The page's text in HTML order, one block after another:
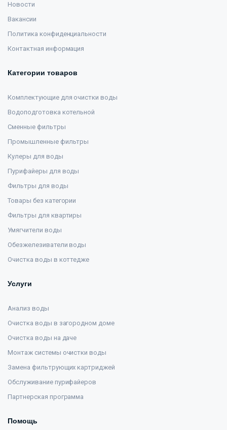
Новости
Вакансии
Политика конфиденциальности
Контактная информация
Категории товаров
Комплектующие для очистки воды
Водоподготовка котельной
Сменные фильтры
Промышленные фильтры
Кулеры для воды
Пурифайеры для воды
Фильтры для воды
Товары без категории
Фильтры для квартиры
Умягчители воды
Обезжелезиватели воды
Очистка воды в коттедже
Услуги
Анализ воды
Очистка воды в загородном доме
Очистка воды на даче
Монтаж системы очистки воды
Замена фильтрующих картриджей
Обслуживание пурифайеров
Партнерская программа
Помощь